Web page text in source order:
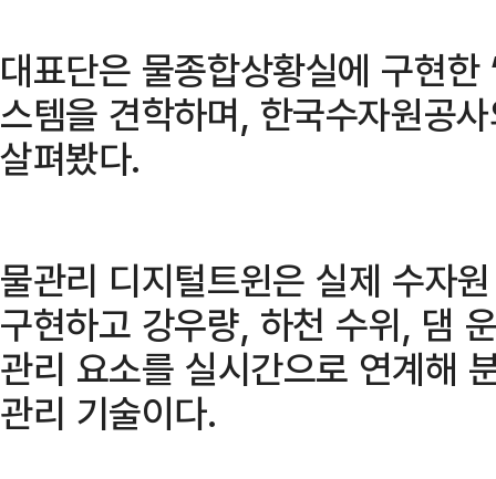
대표단은 물종합상황실에 구현한
스템을 견학하며, 한국수자원공
살펴봤다.
물관리 디지털트윈은 실제 수자
구현하고 강우량, 하천 수위, 댐
관리 요소를 실시간으로 연계해
관리 기술이다.